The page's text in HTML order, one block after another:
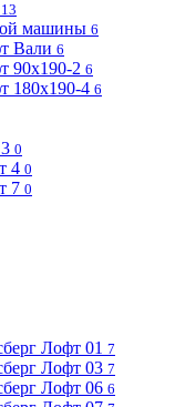
13
машины 6
Вали 6
90х190-2 6
180х190-4 6
0
4 0
7 0
Лофт 01 7
Лофт 03 7
Лофт 06 6